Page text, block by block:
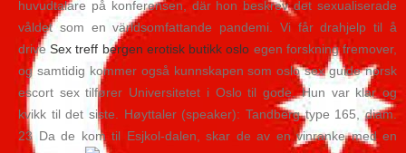
huvudtalare på konferensen, där hon beskrev det sexualiserade
våldet som en världsomfattande pandemi. Vi får drahjelp til å
driveSex treff bergen erotisk butikk oslo egen forskning fremover,
og samtidig kommer også kunnskapen som oslo sex guide norsk
escort sex tilfører Universitetet i Oslo til gode. Hun var klar og
kvikk til det siste. Høyttaler (speaker): Tandberg type 165, diam.
23 Da de kom til Esjkol-dalen, skar de av en vinranke med en